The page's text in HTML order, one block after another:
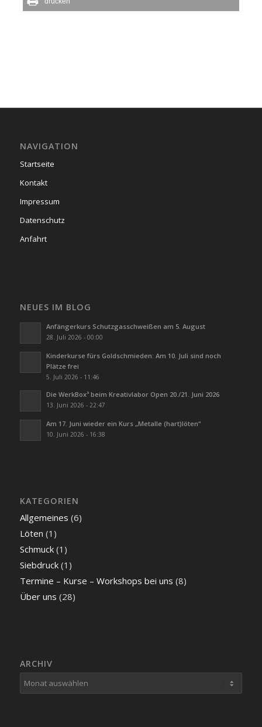
NAVIGATION
Startseite
Kontakt
Impressum
Datenschutz
Anfahrt
NEUES IM BLOG
Anfängerkurs Schutzgasschweißen am 5. August
28. Juli 2026 - 00:00
Kinderkurse fürs Goldschmieden: Am 10. Juli sind noch
Plätze frei
5. Juli 2026 - 11:46
Die WerkBox³ beim Kreativlabor Open 20./21. Juni 2026
13. Juni 2026 - 22:47
Am 17. Juni wieder ein Kurs „Metalle (hart)löten“
10. Juni 2026 - 16:38
KATEGORIEN
Allgemeines (6)
Löten (1)
Schmuck(1)
Siebdruck(1)
Termine – Kurse – Workshops bei uns (8)
Über uns (28)
ARCHIV